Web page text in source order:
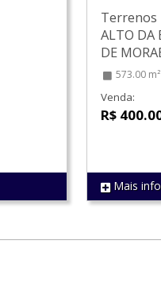
REF 766
Terrenos
ALTO DA
DE
573.00 m²
Venda:
R$
Mais